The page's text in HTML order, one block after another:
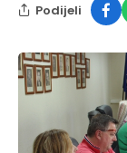
Podijeli